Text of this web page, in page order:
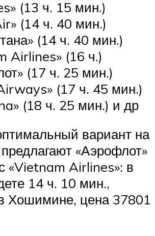
(13 ч. 15 мин.)
(14 ч. 40 мин.)
(14 ч. 40 мин.)
Airlines» (16 ч.)
(17 ч. 25 мин.)
(17 ч. 45 мин.)
(18 ч. 25 мин.) и др
вариант на
«Аэрофлот»
«Vietnam Airlines»: в
14 ч. 10 мин.,
Хошимине, цена 37801